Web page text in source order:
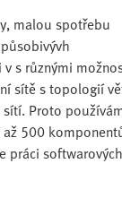
malou spotřebu
s různými
sítě s topologií
Proto
500
práci softwarových